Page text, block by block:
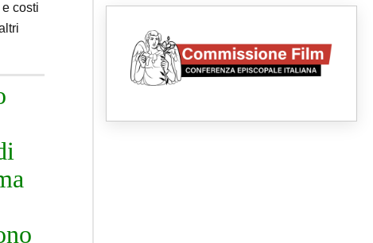
costi
06.08.2026
separano gli esseri umani
06.08.2026
06.08.2026